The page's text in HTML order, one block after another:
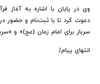
وی در پایان با اشاره به آغاز
دعوت کرد تا با ثبت‌نام و حضور
سرباز برای امام زمان (عج)» و
انتهای پیام/